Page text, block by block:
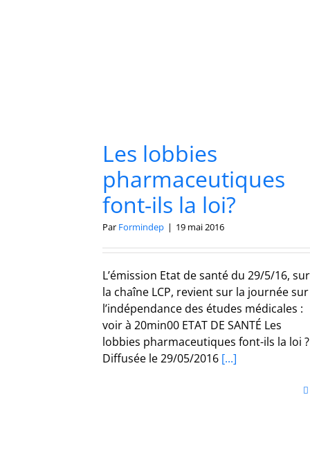
Les lobbies
pharmaceutiques
font-ils la loi?
Par Formindep | 19 mai 2016
L’émission Etat de santé du 29/5/16, sur
la chaîne LCP, revient sur la journée sur
l’indépendance des études médicales :
voir à 20min00 ETAT DE SANTÉ Les
lobbies pharmaceutiques font-ils la loi ?
Diffusée le 29/05/2016 [...]